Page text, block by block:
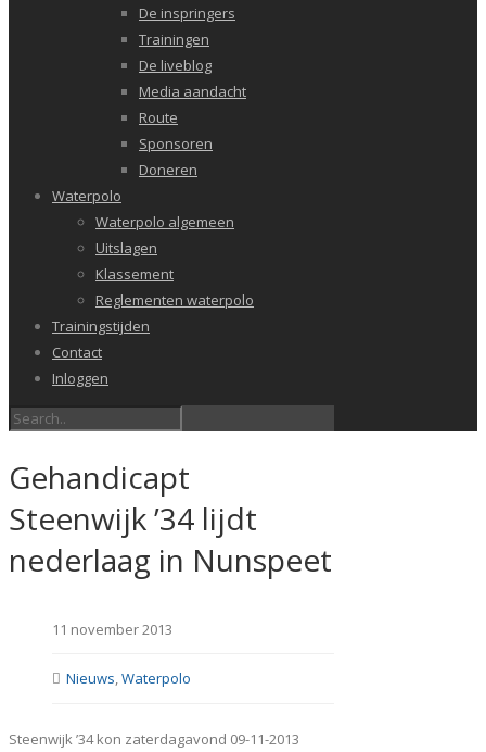
De inspringers
Trainingen
De liveblog
Media aandacht
Route
Sponsoren
Doneren
Waterpolo
Waterpolo algemeen
Uitslagen
Klassement
Reglementen waterpolo
Trainingstijden
Contact
Inloggen
Gehandicapt
Steenwijk ’34 lijdt
nederlaag in Nunspeet
11 november 2013
Nieuws,Waterpolo
Steenwijk ’34 kon zaterdagavond 09-11-2013